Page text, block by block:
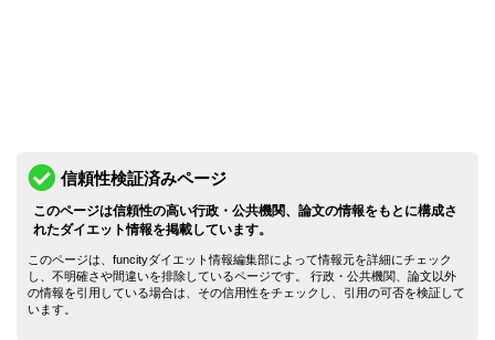
信頼性検証済みページ
このページは信頼性の高い行政・公共機関、論文の情報をもとに構成さ
れたダイエット情報を掲載しています。
このページは、funcityダイエット情報編集部によって情報元を詳細にチェック
し、不明確さや間違いを排除しているページです。 行政・公共機関、論文以外
の情報を引用している場合は、その信用性をチェックし、引用の可否を検証して
います。